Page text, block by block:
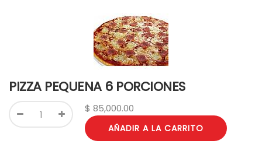
PIZZA PEQUENA 6 PORCIONES
$ 85,000.00
AÑADIR A LA CARRITO